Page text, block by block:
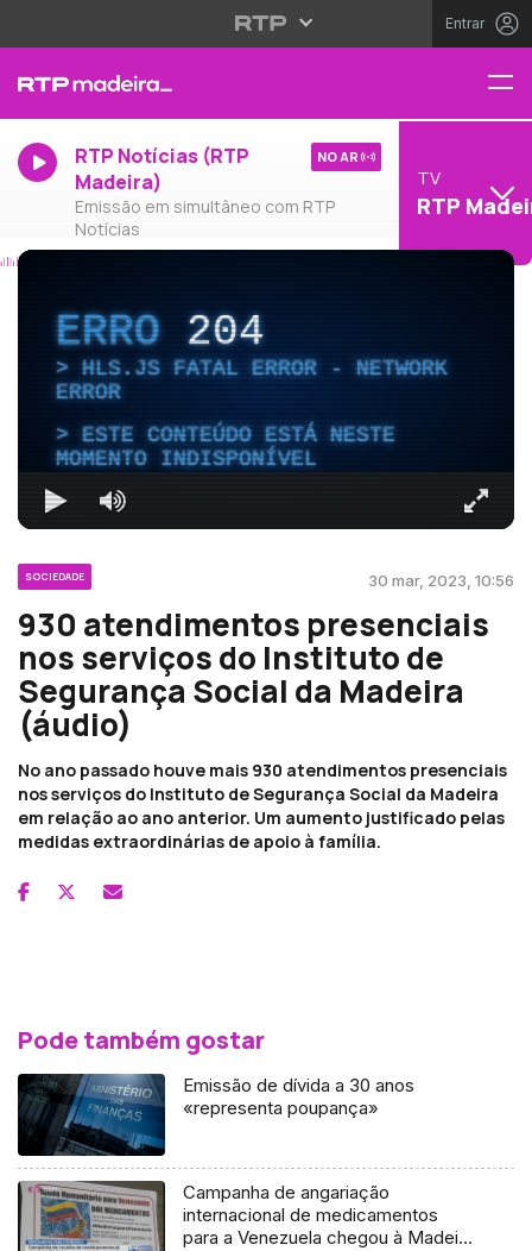
Entrar
RTP Notícias (RTP
Madeira)
Emissão em simultâneo com RTP
Notícias
NO AR
TV
RTP
ERRO204
HLS.JS FATAL ERROR - NETWORK
ERROR
ESTE CONTEÚDO ESTÁ NESTE
MOMENTO INDISPONÍVEL
SOCIEDADE 30 mar, 2023, 10:56
930 atendimentos presenciais
nos serviços do Instituto de
Segurança Social da Madeira
(áudio)
No ano passado houve mais 930 atendimentos presenciais
nos serviços do Instituto de Segurança Social da Madeira
em relação ao ano anterior. Um aumento justificado pelas
medidas extraordinárias de apoio à família.
Pode também gostar
Emissão de dívida a 30 anos
«representa poupança»
Campanha de angariação
internacional de medicamentos
para a Venezuela chegou à Madeira